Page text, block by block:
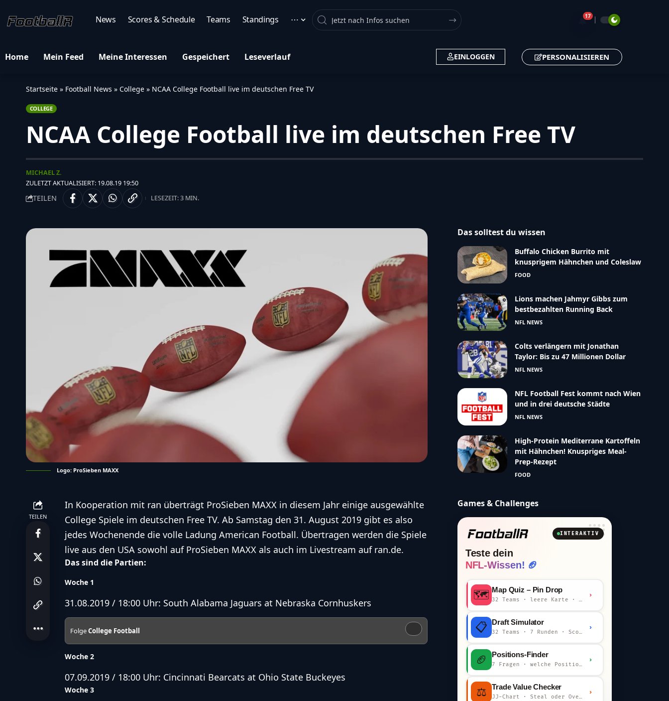
News Scores & Schedule Teams Standings ⋯ Search 🔔17
Home Mein Feed Meine Interessen Gespeichert Leseverlauf EINLOGGEN PERSONALISIEREN
Startseite » Football News » College » NCAA College Football live im deutschen Free TV
COLLEGE
NCAA College Football live im deutschen Free TV
ZULETZT AKTUALISIERT: 19.08.19 19:50
MICHAEL Z.
TEILEN LESEZEIT: 3 MIN.
Logo: ProSieben MAXX
TEILEN
In Kooperation mit ran überträgt ProSieben MAXX in diesem Jahr einige ausgewählte
College Spiele im deutschen Free TV. Ab Samstag den 31. August 2019 gibt es also
jedes Wochenende die volle Ladung American Football. Übertragen werden die Spiele
live aus den USA sowohl auf ProSieben MAXX als auch im Livestream auf ran.de.
Das sind die Partien:
Woche 1
31.08.2019 / 18:00 Uhr: South Alabama Jaguars at Nebraska Cornhuskers
FolgeCollege Football
Woche 2
07.09.2019 / 18:00 Uhr: Cincinnati Bearcats at Ohio State Buckeyes
Woche 3
Das solltest du wissen
Buffalo Chicken Burrito mit
knusprigem Hähnchen und Coleslaw
FOOD
Lions machen Jahmyr Gibbs zum
bestbezahlten Running Back
NFL NEWS
Colts verlängern mit Jonathan
Taylor: Bis zu 47 Millionen Dollar
NFL NEWS
NFL Football Fest kommt nach Wien
und in drei deutsche Städte
NFL NEWS
High-Protein Mediterrane Kartoffeln
mit Hähnchen! Knuspriges Meal-
Prep-Rezept
FOOD
Games & Challenges
INTERAKTIV
Teste dein
NFL-Wissen! 🏈
🗺️ Map Quiz – Pin Drop
32 Teams · leere Karte · km-Wertung
›
📋 Draft Simulator
32 Teams · 7 Runden · Scout-Kommentar
›
🏈 Positions-Finder
7 Fragen · welche Position bist du?
›
⚖️ Trade Value Checker
JJ-Chart · Steal oder Overpay?
›